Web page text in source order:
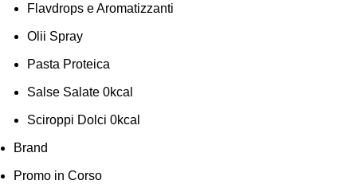
Flavdrops e Aromatizzanti
Olii Spray
Pasta Proteica
Salse Salate 0kcal
Sciroppi Dolci 0kcal
Brand
Promo in Corso